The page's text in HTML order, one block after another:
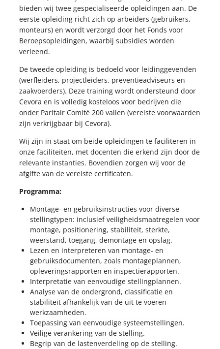
bieden wij twee gespecialiseerde opleidingen aan. De
eerste opleiding richt zich op arbeiders (gebruikers,
monteurs) en wordt verzorgd door het Fonds voor
Beroepsopleidingen, waarbij subsidies worden
verleend.
De tweede opleiding is bedoeld voor leidinggevenden
(werfleiders, projectleiders, preventieadviseurs en
zaakvoerders). Deze training wordt ondersteund door
Cevora en is volledig kosteloos voor bedrijven die
onder Paritair Comité 200 vallen (vereiste voorwaarden
zijn verkrijgbaar bij Cevora).
Wij zijn in staat om beide opleidingen te faciliteren in
onze faciliteiten, met docenten die erkend zijn door de
relevante instanties. Bovendien zorgen wij voor de
afgifte van de vereiste certificaten.
Programma:
Montage- en gebruiksinstructies voor diverse
stellingtypen: inclusief veiligheidsmaatregelen voor
montage, positionering, stabiliteit, sterkte,
weerstand, toegang, demontage en opslag.
Lezen en interpreteren van montage- en
gebruiksdocumenten, zoals montageplannen,
opleveringsrapporten en inspectierapporten.
Interpretatie van eenvoudige stellingplannen.
Analyse van de ondergrond, classificatie en
stabiliteit afhankelijk van de uit te voeren
werkzaamheden.
Toepassing van eenvoudige systeemstellingen.
Veilige verankering van de stelling.
Begrip van de lastenverdeling op de stelling.